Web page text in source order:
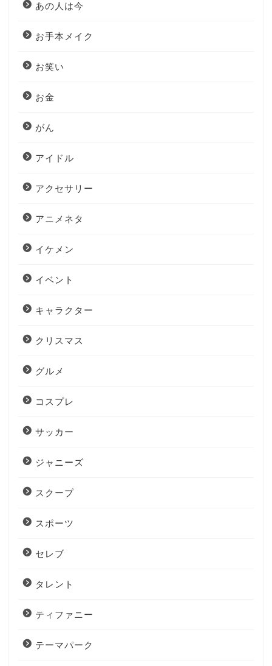
あの人は今
お手本メイク
お笑い
お金
がん
アイドル
アクセサリー
アニメネタ
イケメン
イベント
キャラクター
クリスマス
グルメ
コスプレ
サッカー
ジャニーズ
スクープ
スポーツ
セレブ
タレント
ティファニー
テーマパーク